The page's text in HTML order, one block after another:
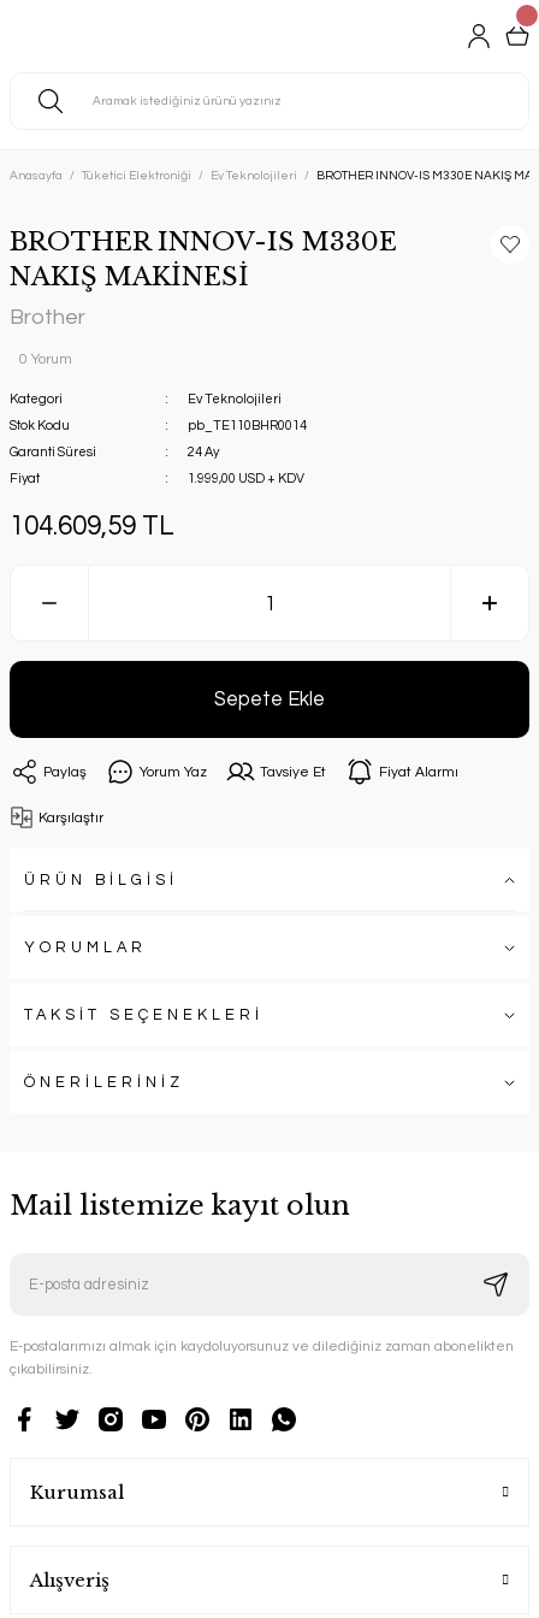
Anasayfa Tüketici Elektroniği Ev Teknolojileri BROTHER INNOV-IS M330E NAKIŞ
BROTHER INNOV-IS M330E
NAKIŞ MAKİNESİ
Brother
0 Yorum
Kategori
Ev Teknolojileri
Stok Kodu
pb_TE110BHR0014
Garanti Süresi
24 Ay
Fiyat
1.999,00 USD + KDV
104.609,59 TL
Sepete Ekle
Paylaş Yorum Yaz Tavsiye Et Fiyat Alarmı
Karşılaştır
ÜRÜN BİLGİSİ
YORUMLAR
TAKSİT SEÇENEKLERİ
ÖNERİLERİNİZ
Mail listemize kayıt olun
E-postalarımızı almak için kaydoluyorsunuz ve dilediğiniz zaman abonelikten
çıkabilirsiniz.
Kurumsal
Alışveriş